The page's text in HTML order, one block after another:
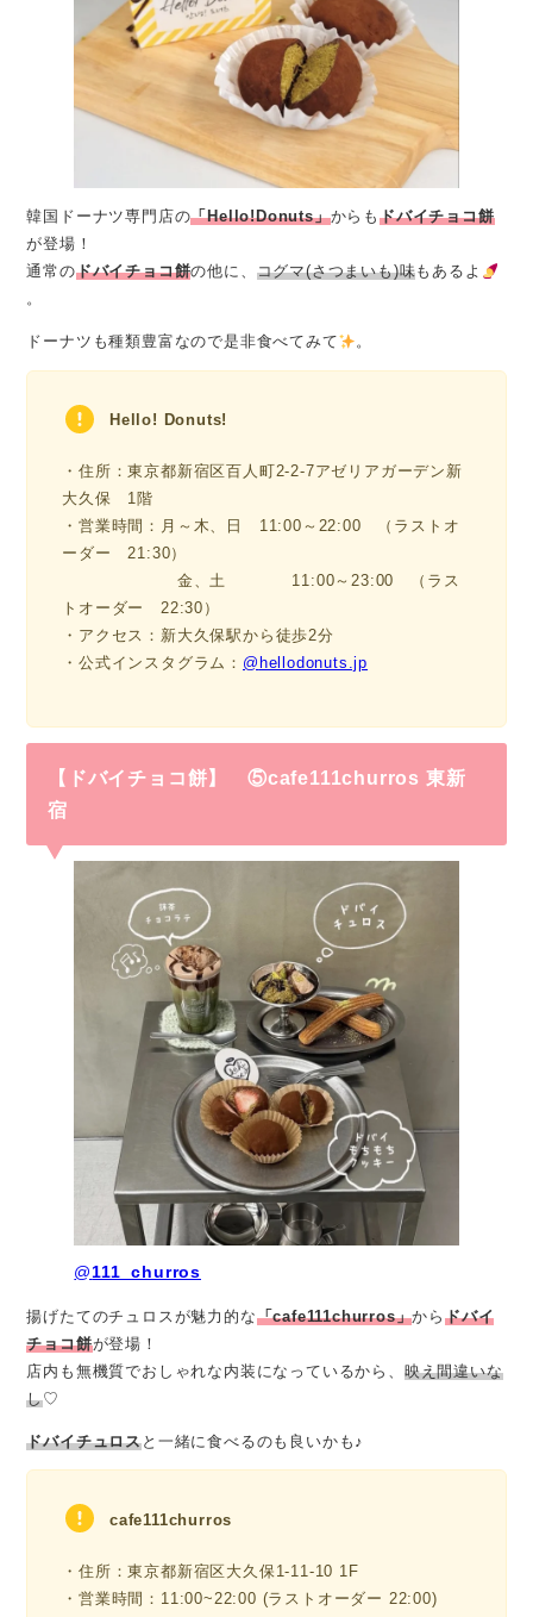
韓国ドーナツ専門店の「Hello!Donuts」からもドバイチョコ餅
が登場！
通常のドバイチョコ餅の他に、 コグマ(さつまいも)味もあるよ
。
ドーナツも種類豊富なので是非食べてみて 。
Hello! Donuts!
・住所：東京都新宿区百人町2-2-7アゼリアガーデン新
大久保 1階
・営業時間：月～木、日 11:00～22:00 （ラストオ
ーダー 21:30）
金、土 11:00～23:00 （ラス
トオーダー 22:30）
・アクセス：新大久保駅から徒歩2分
・公式インスタグラム： @ hellodonuts.jp
【ドバイチョコ餅】 ⑤cafe111churros 東新
宿
@111_churros
揚げたてのチュロスが魅力的な「cafe111churros」からドバイ
チョコ餅が登場！
店内も無機質でおしゃれな内装になっているから、 映え間違いな
し♡
ドバイチュロスと一緒に食べるのも良いかも♪
cafe111churros
・住所：東京都新宿区大久保1-11-10 1F
・営業時間：11:00~22:00 (ラストオーダー 22:00)